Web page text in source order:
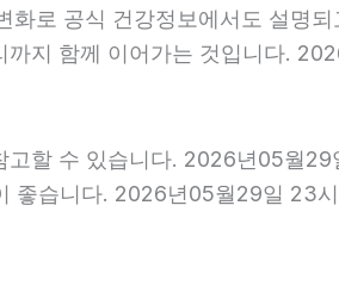
로 공식 건강정보에서도 설명
지 함께 이어가는 것입니다.
고할 수 있습니다. 2026년05월
좋습니다. 2026년05월29일 23